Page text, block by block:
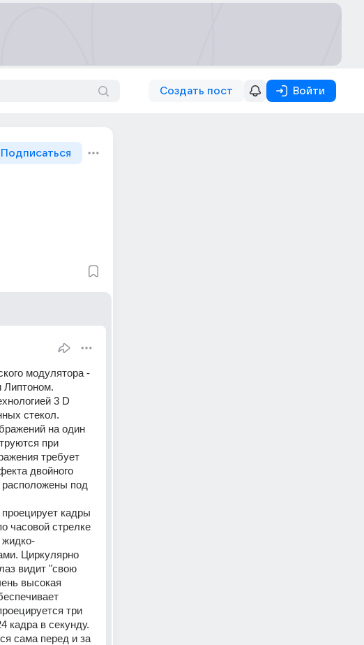
Создать пост Войти
Подписаться
модулятора -
Липтоном.
3 D
стекол.
на один
при
требует
двойного
расположены под
кадры
часовой стрелке
жидко-
Циркулярно
видит "свою
высокая
три
кадра в секунду.
сама перед и за